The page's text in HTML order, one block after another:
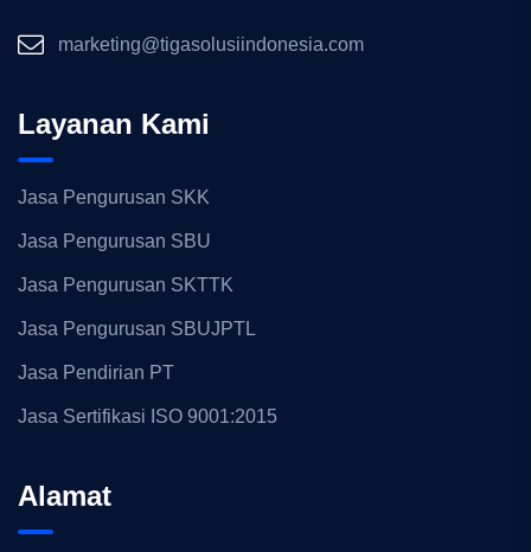
marketing@tigasolusiindonesia.com
Layanan Kami
Jasa Pengurusan SKK
Jasa Pengurusan SBU
Jasa Pengurusan SKTTK
Jasa Pengurusan SBUJPTL
Jasa Pendirian PT
Jasa Sertifikasi ISO 9001:2015
Alamat